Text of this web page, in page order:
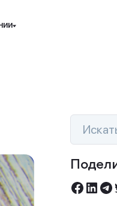
Обновление
курс на